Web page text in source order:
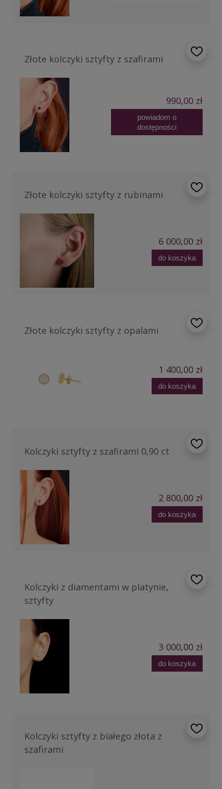
Złote kolczyki sztyfty z szafirami
990,00 zł
powiadom o
dostępności
Złote kolczyki sztyfty z rubinami
6 000,00 zł
do koszyka
Złote kolczyki sztyfty z opalami
1 400,00 zł
do koszyka
Kolczyki sztyfty z szafirami 0,90 ct
2 800,00 zł
do koszyka
Kolczyki z diamentami w platynie,
sztyfty
3 000,00 zł
do koszyka
Kolczyki sztyfty z białego złota z
szafirami